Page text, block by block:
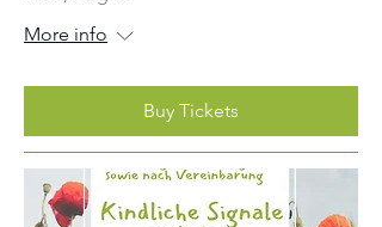
More info
Buy Tickets